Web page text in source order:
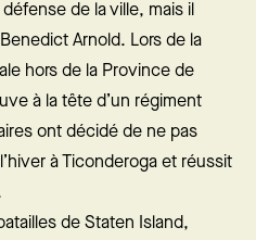
de la ville, mais il
Arnold. Lors de la
hors de la Province de
à la tête d’un régiment
ont décidé de ne pas
à Ticonderoga et réussit
de Staten Island,